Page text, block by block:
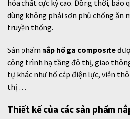
hóa chất cực kỳ cao. Đồng thời, bảo
dùng không phải sơn phủ chống ăn
truyền thống.
Sản phẩm nắp hố ga composite
công trình hạ tầng đô thị, giao
tự khác như hố cáp điện lực, viễn
thị …
Thiết kế của các sản phẩm